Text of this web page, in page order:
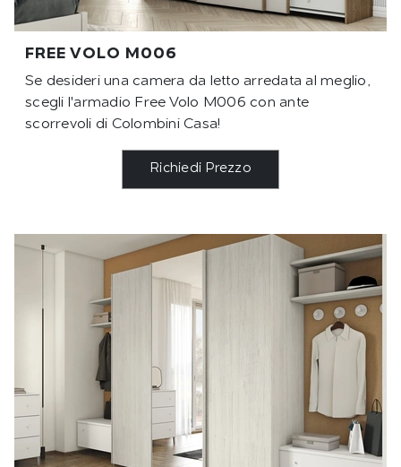
FREE VOLO M006
Se desideri una camera da letto arredata al meglio,
scegli l'armadio Free Volo M006 con ante
scorrevoli di Colombini Casa!
Richiedi Prezzo